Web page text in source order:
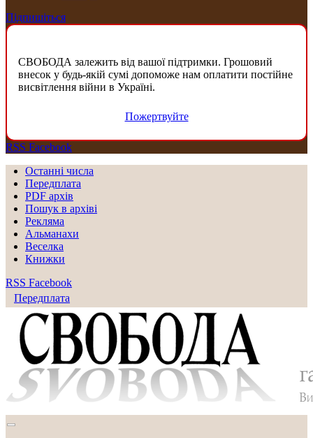
Підпишіться
СВОБОДА залежить від вашої підтримки. Грошовий
внесок у будь-якій сумі допоможе нам оплатити постійне
висвітлення війни в Україні.
Пожертвуйте
RSS Facebook
Останні числа
Передплата
PDF aрхів
Пошук в архіві
Рекляма
Альманахи
Веселка
Книжки
RSS Facebook
Передплата